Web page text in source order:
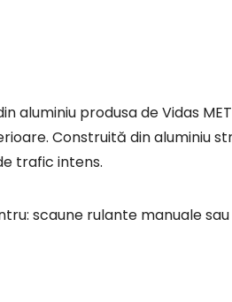
Construită din aluminiu
trafic intens.
scaune rulante manuale